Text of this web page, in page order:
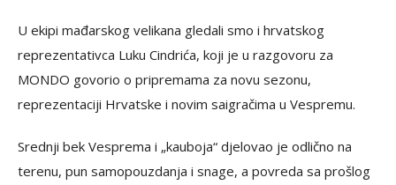
U ekipi mađarskog velikana gledali smo i hrvatskog
reprezentativca Luku Cindrića, koji je u razgovoru za
MONDO govorio o pripremama za novu sezonu,
reprezentaciji Hrvatske i novim saigračima u Vespremu.
Srednji bek Vesprema i „kauboja“ djelovao je odlično na
terenu, pun samopouzdanja i snage, a povreda sa prošlog